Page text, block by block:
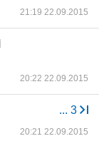
21:19 22.09.2015
20:22 22.09.2015
... 3
20:21 22.09.2015